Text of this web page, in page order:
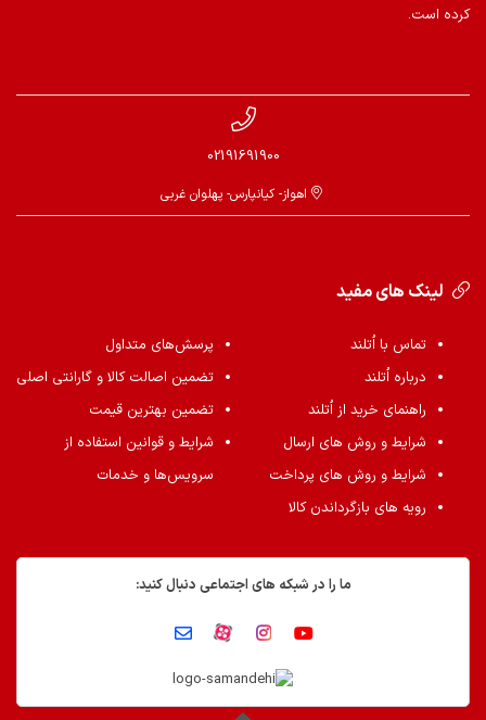
کرده است.
02191691900
اهواز- کیانپارس- پهلوان غربی
لینک های مفید
تماس با اُتلند
درباره اُتلند
راهنمای خرید از اُتلند
شرایط و روش های ارسال
شرایط و روش های پرداخت
رویه های بازگرداندن کالا
پرسش‌های متداول
تضمین اصالت کالا و گارانتی اصلی
تضمین بهترین قیمت
شرایط و قوانین استفاده از
سرویس‌ها و خدمات
ما را در شبکه های اجتماعی دنبال کنید: